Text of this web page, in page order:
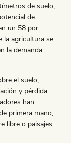
de suelo,
de
un 58 por
la agricultura se
la demanda
el suelo,
y pérdida
han
primera mano,
libre o paisajes